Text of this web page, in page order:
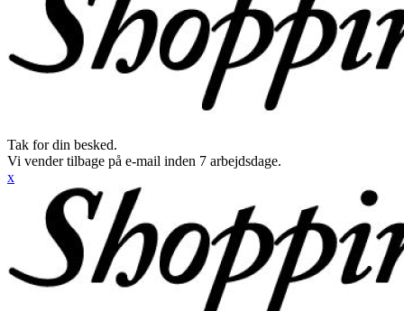
Tak for din besked.
Vi vender tilbage på e-mail inden 7 arbejdsdage.
x